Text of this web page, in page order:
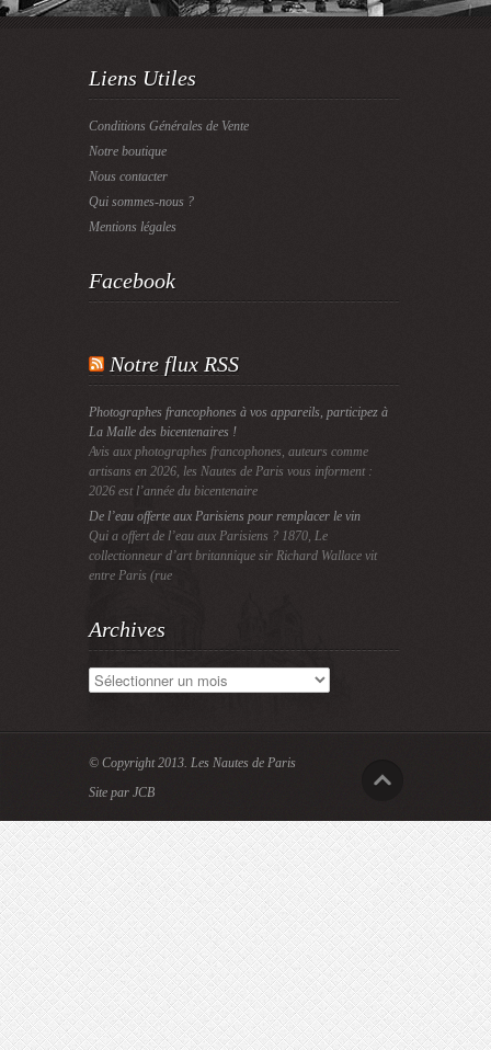
Liens Utiles
Conditions Générales de Vente
Notre boutique
Nous contacter
Qui sommes-nous ?
Mentions légales
Facebook
Notre flux RSS
Photographes francophones à vos appareils, participez à
La Malle des bicentenaires !
Avis aux photographes francophones, auteurs comme
artisans en 2026, les Nautes de Paris vous informent :
2026 est l’année du bicentenaire
De l’eau offerte aux Parisiens pour remplacer le vin
Qui a offert de l’eau aux Parisiens ? 1870, Le
collectionneur d’art britannique sir Richard Wallace vit
entre Paris (rue
Archives
Archives
© Copyright 2013. Les Nautes de Paris
Site par JCB